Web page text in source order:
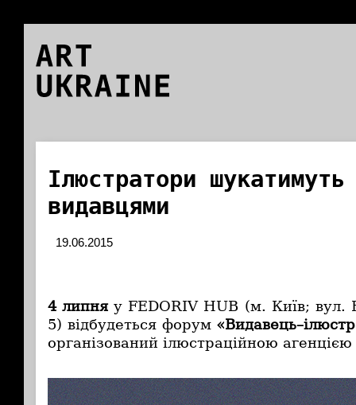
ART
UKRAINE
Ілюстратори
видавцями
19.06.2015
4 липняу FEDORIV HUB (м. Київ; вул.
5) відбудеться форум
організований ілюстраційною